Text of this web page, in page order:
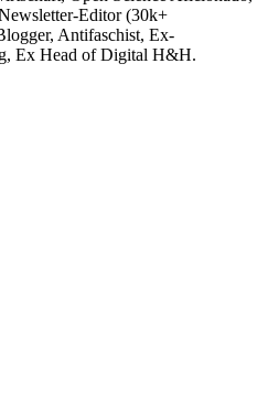
Editor (30k+
Antifaschist, Ex-
Ex Head of Digital H&H.